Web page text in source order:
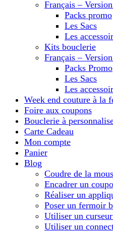
Français –
Packs promo
Les Sacs
Les
Kits bouclerie
Français –
Packs Promo
Les Sacs
Les
Week end couture à la
Foire aux coupons
Bouclerie à
Carte Cadeau
Mon compte
Panier
Blog
Coudre de la
Encadrer un
Réaliser un
Poser un fermoir
Utiliser un
Utiliser un